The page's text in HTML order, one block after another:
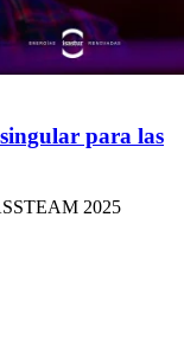
para las
2025